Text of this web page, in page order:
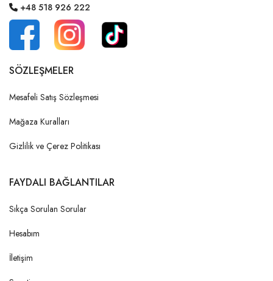
+48 518 926 222
SÖZLEŞMELER
Mesafeli Satış Sözleşmesi
Mağaza Kuralları
Gizlilik ve Çerez Politikası
FAYDALI BAĞLANTILAR
Sıkça Sorulan Sorular
Hesabım
İletişim